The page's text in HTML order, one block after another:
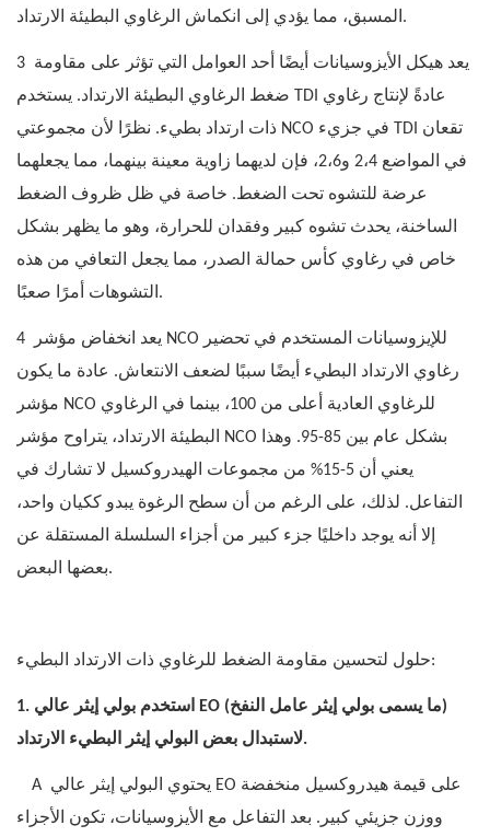
المسبق، مما يؤدي إلى انكماش الرغاوي البطيئة الارتداد.
3
ضغط الرغاوي البطيئة الارتداد. يستخدم TDI عادةً لإنتاج رغاوي
ذات ارتداد بطيء. نظرًا لأن مجموعتي NCO في جزيء TDI تقعان
في المواضع 2،4 و2،6، فإن لديهما زاوية معينة بينهما، مما يجعلهما
عرضة للتشوه تحت الضغط. خاصة في ظل ظروف الضغط
الساخنة، يحدث تشوه كبير وفقدان للحرارة، وهو ما يظهر بشكل
خاص في رغاوي كأس حمالة الصدر، مما يجعل التعافي من هذه
التشوهات أمرًا صعبًا.
4
رغاوي الارتداد البطيء أيضًا سببًا لضعف الانتعاش. عادة ما يكون
مؤشر NCO للرغاوي العادية أعلى من 100، بينما في الرغاوي
البطيئة الارتداد، يتراوح مؤشر NCO بشكل عام بين 85-95. وهذا
يعني أن 5-15% من مجموعات الهيدروكسيل لا تشارك في
التفاعل. لذلك، على الرغم من أن سطح الرغوة يبدو ككيان واحد،
إلا أنه يوجد داخليًا جزء كبير من أجزاء السلسلة المستقلة عن
بعضها البعض.
حلول لتحسين مقاومة الضغط للرغاوي ذات الارتداد البطيء:
1. استخدم بولي إيثر عالي EO (ما يسمى بولي إيثر عامل النفخ)
لاستبدال بعض البولي إيثر البطيء الارتداد.
A
ووزن جزيئي كبير. بعد التفاعل مع الأيزوسيانات، تكون الأجزاء